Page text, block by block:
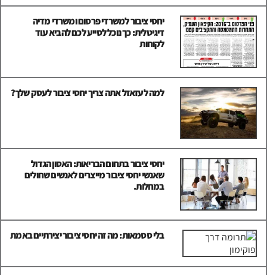
יחסי ציבור למשרדי פרסום ומשרדי מדיה
דיגיטלית: כך נוכל לסייע לכם להביא עוד
לקוחות
למה לעזאזל אתה צריך יחסי ציבור לעסק שלך?
יחסי ציבור בתחום הבריאות: האסון הגדול
שאנשי יחסי ציבור מייצרים לאנשים שחולים
במחלות.
בלי ססמאות: מה זה יחסי ציבור יצירתיים באמת